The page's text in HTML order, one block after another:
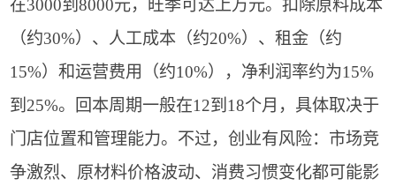
在3000到8000元，旺季可达上万元。扣除原料成本
（约30%）、人工成本（约20%）、租金（约
15%）和运营费用（约10%），净利润率约为15%
到25%。回本周期一般在12到18个月，具体取决于
门店位置和管理能力。不过，创业有风险：市场竞
争激烈、原材料价格波动、消费习惯变化都可能影